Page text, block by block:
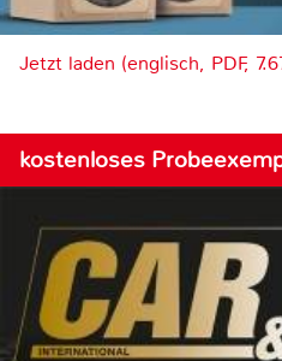
Jetzt laden (englisch, PDF,
kostenloses